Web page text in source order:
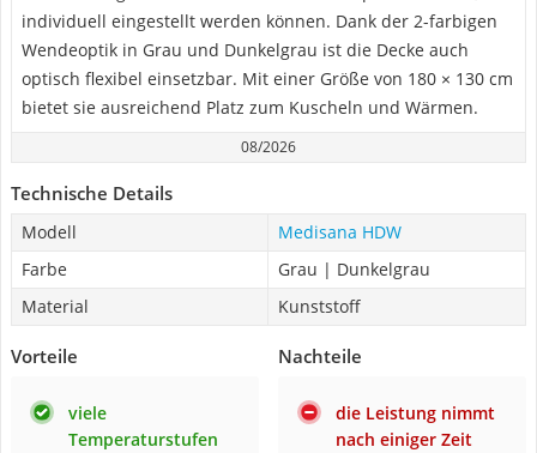
individuell eingestellt werden können. Dank der 2-farbigen
Wendeoptik in Grau und Dunkelgrau ist die Decke auch
optisch flexibel einsetzbar. Mit einer Größe von 180 × 130 cm
bietet sie ausreichend Platz zum Kuscheln und Wärmen.
08/2026
Technische Details
Modell
Medisana HDW
Farbe
Grau | Dunkelgrau
Material
Kunststoff
Vorteile
viele
Temperaturstufen
Nachteile
die Leistung nimmt
nach einiger Zeit